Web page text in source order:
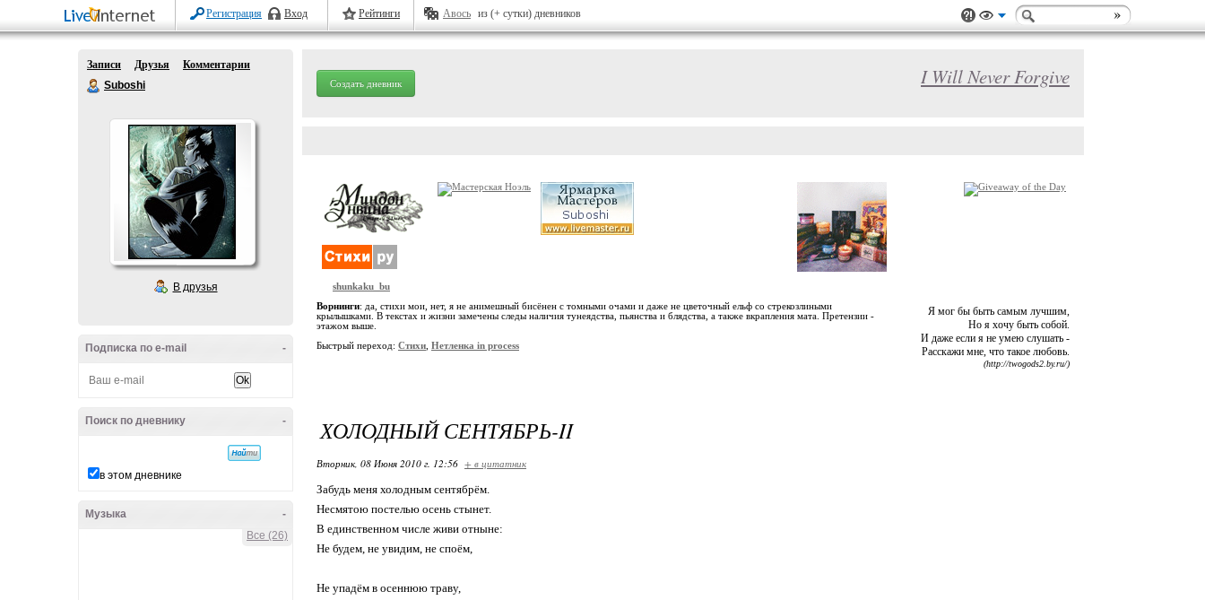
Регистрация Вход Рейтинги Авось из (+ сутки) дневников
Записи Друзья
Комментарии
Suboshi
В друзья
-
Подписка по e-mail
-
Поиск по дневнику
в этом дневнике
-
Музыка
Все (26)
Создать дневник I Will Never Forgive
shunkaku_bu
Ворнинги: да, стихи мои, нет, я не анимешный бисёнен с томными очами и даже не цветочный ельф со стрекозлиными
крылышками. В текстах и жизни замечены следы наличия тунеядства, пьянства и блядства, а также вкрапления мата. Претензии -
этажом выше.
Быстрый переход: Стихи Нетленка in process
Я мог бы быть самым лучшим,
Но я хочу быть собой.
И даже если я не умею слушать -
Расскажи мне, что такое любовь.
(http://twogods2.by.ru/)
ХОЛОДНЫЙ СЕНТЯБРЬ-II
Вторник, 08 Июня 2010 г. 12:56 + в цитатник
Забудь меня холодным сентябрём.
Несмятою постелью осень стынет.
В единственном числе живи отныне:
Не будем, не увидим, не споём,
Не упадём в осеннюю траву,